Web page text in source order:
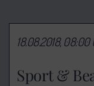
Sport &
18.08.2018, 08:00